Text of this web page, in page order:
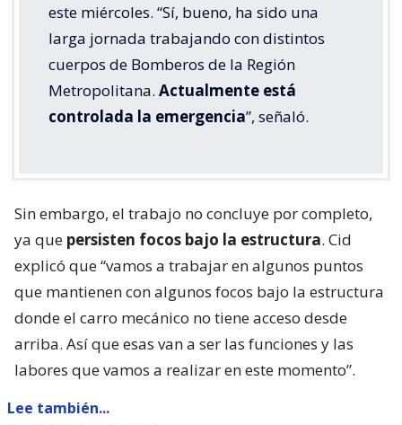
este miércoles. “Sí, bueno, ha sido una
larga jornada trabajando con distintos
cuerpos de Bomberos de la Región
Metropolitana. Actualmente está
controlada la emergencia”, señaló.
Sin embargo, el trabajo no concluye por completo,
ya que persisten focos bajo la estructura. Cid
explicó que “vamos a trabajar en algunos puntos
que mantienen con algunos focos bajo la estructura
donde el carro mecánico no tiene acceso desde
arriba. Así que esas van a ser las funciones y las
labores que vamos a realizar en este momento”.
Lee también...